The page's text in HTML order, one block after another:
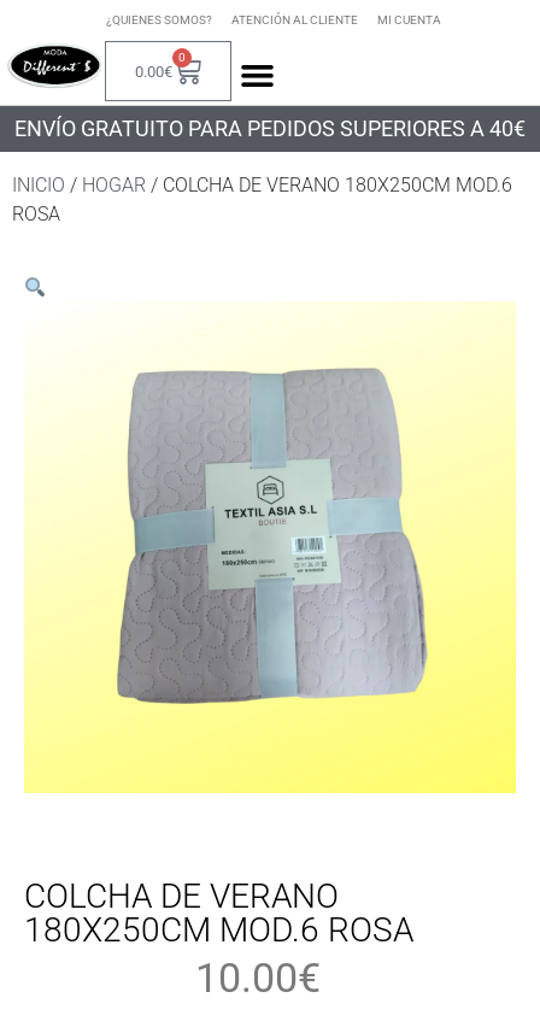
¿QUIENES SOMOS? ATENCIÓN AL CLIENTE MI CUENTA
0.00€
0
ENVÍO GRATUITO PARA PEDIDOS SUPERIORES A 40€
INICIO / HOGAR / COLCHA DE VERANO 180X250CM MOD.6
ROSA
COLCHA DE VERANO
180X250CM MOD.6 ROSA
10.00€